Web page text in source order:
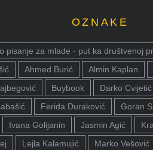
OZNAKE
pisanje za mlade - put ka društvenoj
Ahmed Burić Almin Kaplan
Buybook Darko Cvijetić
Ferida Duraković Goran
Ivana Golijanin Jasmin Agić
Lejla Kalamujić Marko Vešović